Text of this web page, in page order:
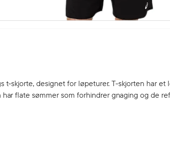
t-skjorte, designet for løpeturer. T-skjorten har
flate sømmer som forhindrer gnaging og de